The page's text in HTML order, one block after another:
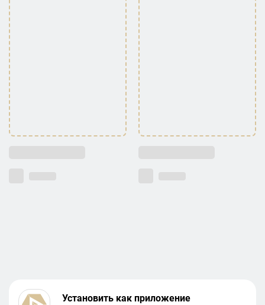
Установить как приложение